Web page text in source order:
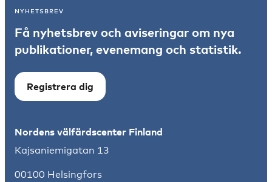
NYHETSBREV
Få nyhetsbrev och aviseringar om nya
publikationer, evenemang och statistik.
Registrera dig
Nordens välfärdscenter Finland
Kajsaniemigatan 13
00100 Helsingfors